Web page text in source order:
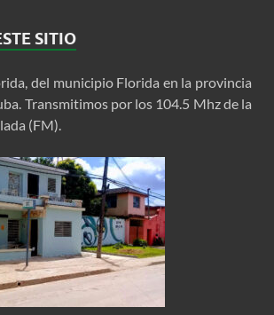
SITIO
del municipio Florida en la provincia
Transmitimos por los 104.5 Mhz de la
(FM).